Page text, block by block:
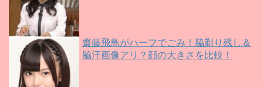
齋藤飛鳥がハーフでごみ！脇剃り残し＆
脇汗画像アリ？顔の大きさを比較！